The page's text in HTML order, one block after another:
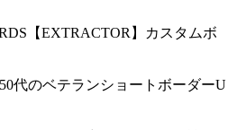
【EXTRACTOR】カスタムボ
代のベテランショートボーダーU